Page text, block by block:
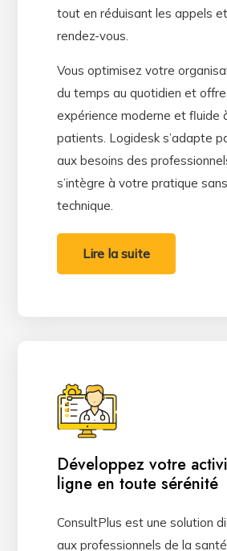
tout en réduisant les appels
rendez-vous.
Vous optimisez votre
du temps au quotidien et
expérience moderne et fluide
patients. Logidesk s’adapte
aux besoins des
s’intègre à votre pratique
technique.
Lire la suite
Développez votre
ligne en toute sérénité
ConsultPlus est une solution
aux professionnels de la